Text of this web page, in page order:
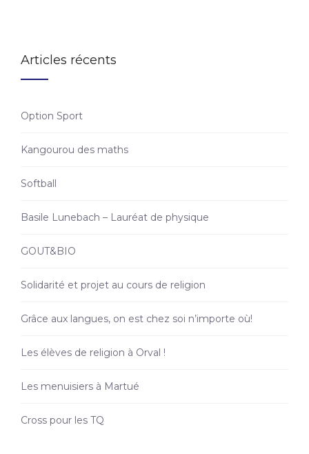
Articles récents
Option Sport
Kangourou des maths
Softball
Basile Lunebach – Lauréat de physique
GOUT&BIO
Solidarité et projet au cours de religion
Grâce aux langues, on est chez soi n’importe où!
Les élèves de religion à Orval !
Les menuisiers à Martué
Cross pour les TQ